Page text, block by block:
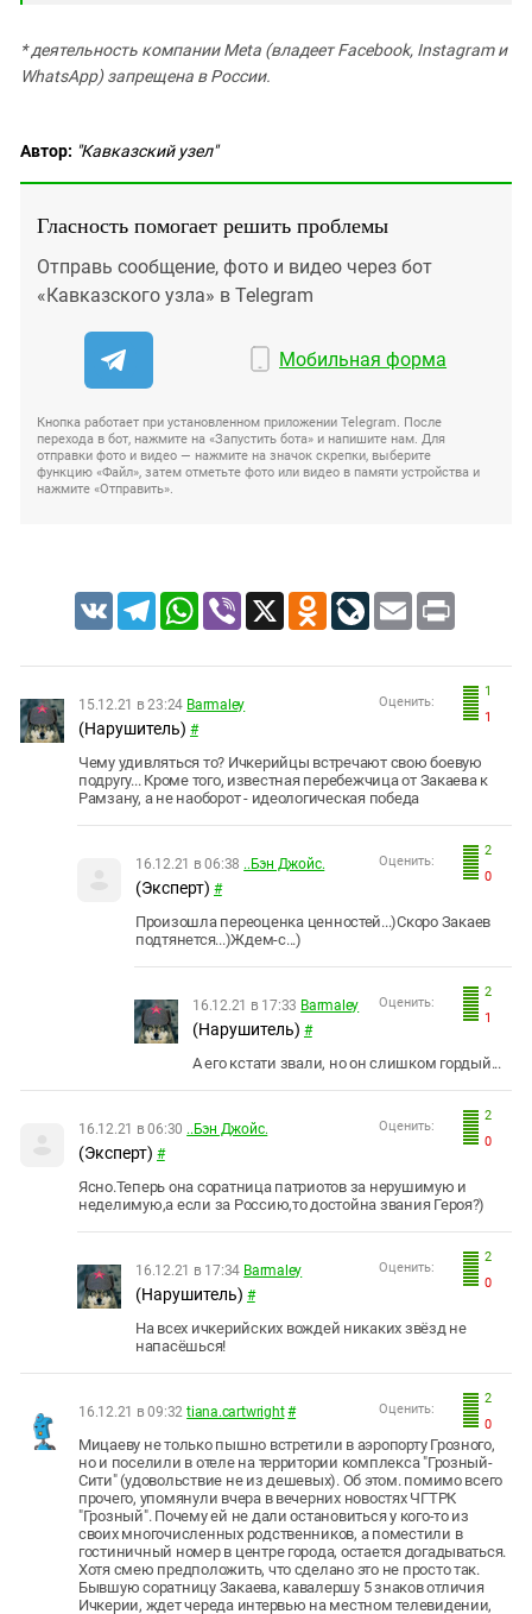
* деятельность компании Meta (владеет Facebook, Instagram и
WhatsApp) запрещена в России.
Автор: "Кавказский узел"
Гласность помогает решить проблемы
Отправь сообщение, фото и видео через бот
«Кавказского узла» в Telegram
Мобильная форма
Кнопка работает при установленном приложении Telegram. После
перехода в бот, нажмите на «Запустить бота» и напишите нам. Для
отправки фото и видео — нажмите на значок скрепки, выберите
функцию «Файл», затем отметьте фото или видео в памяти устройства и
нажмите «Отправить».
VK TelegramWhatsApp
Viber X Odnoklassniki
LiveJournal
Email Print
1
1
Оценить:
15.12.21 в 23:24 Barmaley
(Нарушитель) #
Чему удивляться то? Ичкерийцы встречают свою боевую
подругу... Кроме того, известная перебежчица от Закаева к
Рамзану, а не наоборот - идеологическая победа
2
0
Оценить:
16.12.21 в 06:38 ..Бэн Джойс.
(Эксперт) #
Произошла переоценка ценностей...)Скоро Закаев
подтянется...)Ждем-с...)
2
1
Оценить:
16.12.21 в 17:33 Barmaley
(Нарушитель) #
А его кстати звали, но он слишком гордый...
2
0
Оценить:
16.12.21 в 06:30 ..Бэн Джойс.
(Эксперт) #
Ясно.Теперь она соратница патриотов за нерушимую и
неделимую,а если за Россию,то достойна звания Героя?)
2
0
Оценить:
16.12.21 в 17:34 Barmaley
(Нарушитель) #
На всех ичкерийских вождей никаких звёзд не
напасёшься!
2
0
Оценить:
16.12.21 в 09:32 tiana.cartwright #
Мицаеву не только пышно встретили в аэропорту Грозного,
но и поселили в отеле на территории комплекса "Грозный-
Сити" (удовольствие не из дешевых). Об этом. помимо всего
прочего, упомянули вчера в вечерних новостях ЧГТРК
"Грозный". Почему ей не дали остановиться у кого-то из
своих многочисленных родственников, а поместили в
гостиничный номер в центре города, остается догадываться.
Хотя смею предположить, что сделано это не просто так.
Бывшую соратницу Закаева, кавалершу 5 знаков отличия
Ичкерии, ждет череда интервью на местном телевидении,